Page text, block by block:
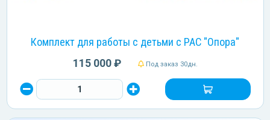
Комплект для работы с детьми с РАС "Опора"
115 000 ₽ Под заказ 30дн.